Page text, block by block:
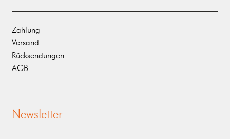
Zahlung
Versand
Rücksendungen
AGB
Newsletter